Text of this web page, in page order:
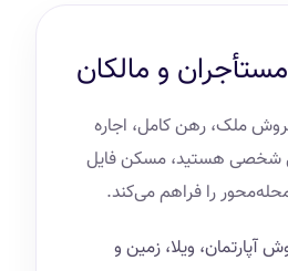
و مالکان
ملک، رهن کامل، اجاره
شخصی هستید، مسکن فایل
را فراهم می‌کند.
ویلا، زمین و